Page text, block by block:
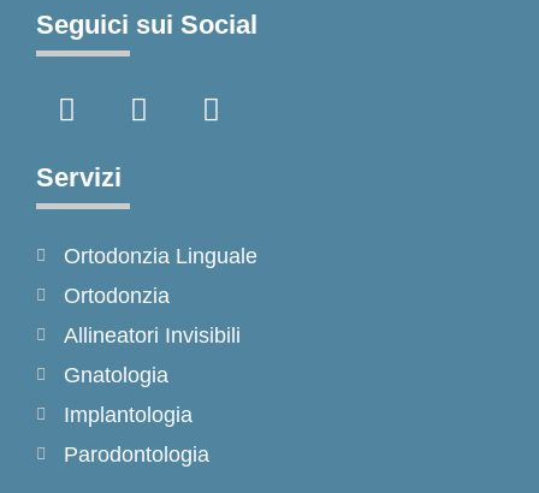
Seguici sui Social
a
e
b
o
k
-
f
n
r
a
m
i
Servizi
Ortodonzia Linguale
Ortodonzia
Allineatori Invisibili
Gnatologia
Implantologia
Parodontologia